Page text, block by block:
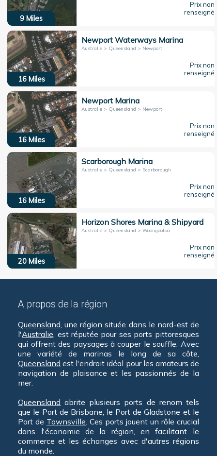
9 Miles
Prix non
renseigné
16 Miles
Newport Waterways Marina
Australie > Queensland > Newport
Prix non
renseigné
16 Miles
Newport Marina
Australie > Queensland > Newport
Prix non
renseigné
16 Miles
Scarborough Marina
Australie > Queensland > Scarborough
Prix non
renseigné
20 Miles
Horizon Shores Marina & Shipyard
Australie > Queensland > Woongoolba
Prix non
renseigné
A propos de la région
Queensland, une région située dans le nord-est de
l'Australie, est réputée pour ses ports pittoresques
qui offrent des paysages à couper le souffle. Avec
une variété de marinas le long de sa côte,
Queensland est l'endroit idéal pour les amateurs de
navigation de plaisance et les passionnés de la
mer.
Queensland abrite plusieurs ports de renom tels
que le Port de Brisbane, le Port de Gladstone et le
Port de Townsville. Ces ports jouent un rôle crucial
dans l'économie de la région, en facilitant le
commerce et les échanges avec d'autres régions
du monde.